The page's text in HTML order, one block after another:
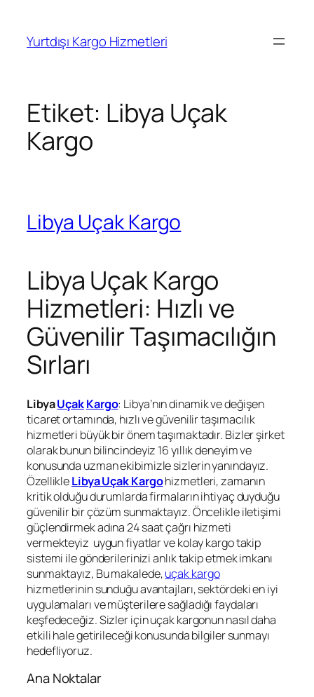
Yurtdışı Kargo Hizmetleri
Etiket: Libya Uçak
Kargo
Libya Uçak Kargo
Libya Uçak Kargo
Hizmetleri: Hızlı ve
Güvenilir Taşımacılığın
Sırları
LibyaUçakKargo: Libya’nın dinamik ve değişen
ticaret ortamında, hızlı ve güvenilir taşımacılık
hizmetleri büyük bir önem taşımaktadır. Bizler şirket
olarak bunun bilincindeyiz 16 yıllık deneyim ve
konusunda uzman ekibimizle sizlerin yanındayız.
ÖzellikleLibya Uçak Kargohizmetleri, zamanın
kritik olduğu durumlarda firmaların ihtiyaç duyduğu
güvenilir bir çözüm sunmaktayız. Öncelikle iletişimi
güçlendirmek adına 24 saat çağrı hizmeti
vermekteyiz uygun fiyatlar ve kolay kargo takip
sistemi ile gönderilerinizi anlık takip etmek imkanı
sunmaktayız, Bu makalede,uçak kargo
hizmetlerinin sunduğu avantajları, sektördeki en iyi
uygulamaları ve müşterilere sağladığı faydaları
keşfedeceğiz. Sizler için uçak kargonun nasıl daha
etkili hale getirileceği konusunda bilgiler sunmayı
hedefliyoruz.
Ana Noktalar